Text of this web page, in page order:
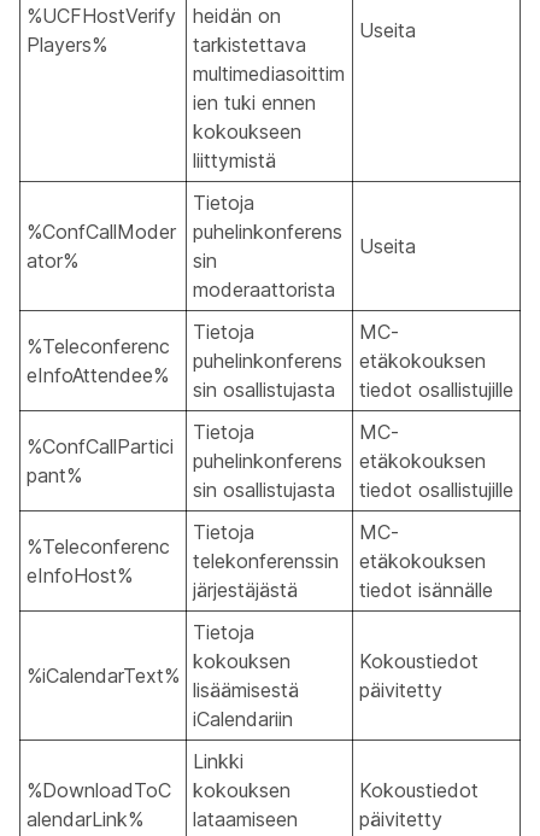
%UCFHostVerify
Players%
heidän on
tarkistettava
multimediasoittim
ien tuki ennen
kokoukseen
liittymistä
Useita
%ConfCallModer
ator%
Tietoja
puhelinkonferens
sin
moderaattorista
Useita
%Teleconferenc
eInfoAttendee%
Tietoja
puhelinkonferens
sin osallistujasta
MC-
etäkokouksen
tiedot osallistujille
%ConfCallPartici
pant%
Tietoja
puhelinkonferens
sin osallistujasta
MC-
etäkokouksen
tiedot osallistujille
%Teleconferenc
eInfoHost%
Tietoja
telekonferenssin
järjestäjästä
MC-
etäkokouksen
tiedot isännälle
%iCalendarText%
Tietoja
kokouksen
lisäämisestä
iCalendariin
Kokoustiedot
päivitetty
%DownloadToC
alendarLink%
Linkki
kokouksen
lataamiseen
Kokoustiedot
päivitetty